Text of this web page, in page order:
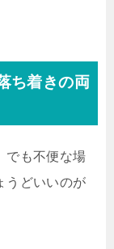
ち着きの両
でも不便な場
うどいいのが